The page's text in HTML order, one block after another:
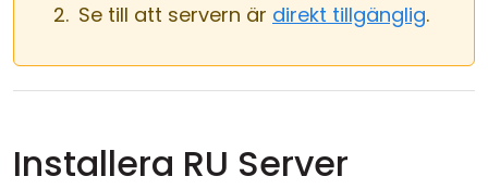
Se till att servern är direkt tillgänglig.
Installera RU Server